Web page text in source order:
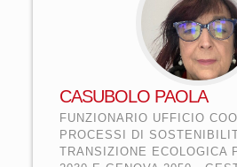
CASUBOLO PAOLA
FUNZIONARIO UFFICIO
PROCESSI DI
TRANSIZIONE ECOLOGICA